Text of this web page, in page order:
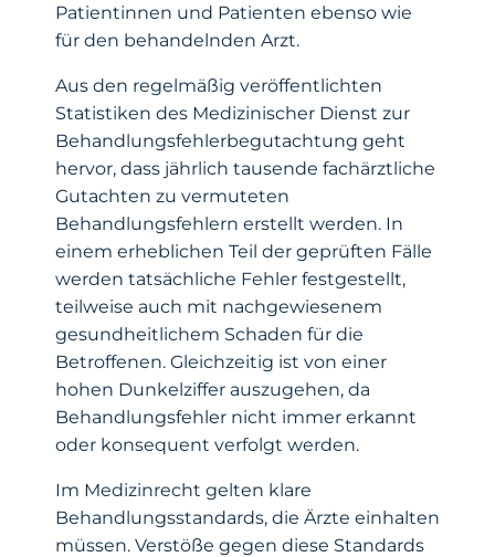
Patientinnen und Patienten ebenso wie
für den behandelnden Arzt.
Aus den regelmäßig veröffentlichten
Statistiken des Medizinischer Dienst zur
Behandlungsfehlerbegutachtung geht
hervor, dass jährlich tausende fachärztliche
Gutachten zu vermuteten
Behandlungsfehlern erstellt werden. In
einem erheblichen Teil der geprüften Fälle
werden tatsächliche Fehler festgestellt,
teilweise auch mit nachgewiesenem
gesundheitlichem Schaden für die
Betroffenen. Gleichzeitig ist von einer
hohen Dunkelziffer auszugehen, da
Behandlungsfehler nicht immer erkannt
oder konsequent verfolgt werden.
Im Medizinrecht gelten klare
Behandlungsstandards, die Ärzte einhalten
müssen. Verstöße gegen diese Standards